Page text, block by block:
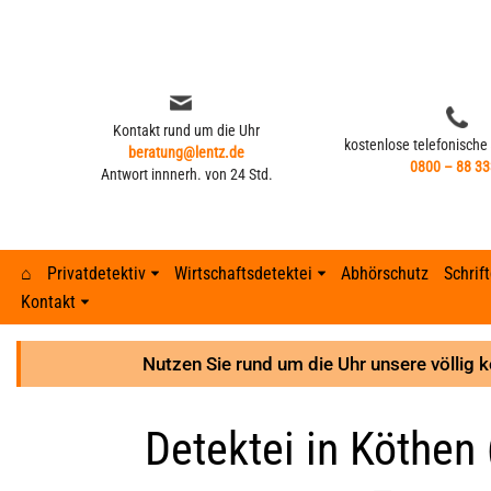
Kontakt rund um die Uhr
beratung@lentz.de
Antwort innnerh. von 24 Std.
kostenlose
0800 – 88
beratung@lentz.de
Antwort innnerh. von 24 Std.
0800 – 88
⌂ Privatdetektiv
Typisches Verhalten nach Fremdgehen –
8 Anzeichen
Gerichtsurteile
GPS-Überwachung und Ortung
Detektei
Wirtschaftsdetektei
GPS-Überwachung und Ortung
GPS-Tracker finden
Diebstahl
Abhörschutz
Kontakt
Nutzen Sie rund um die Uhr unsere
Detektei in